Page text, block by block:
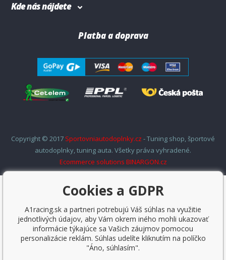
Kde nás nájdete
Platba a doprava
Copyright © 2017 Sportovniautodoplnky.cz - Tuning shop, športové
autodoplnky, tuning auta. Všetky práva vyhradené.
Ecommerce solutions BINARGON.cz
Cookies a GDPR
A1racing.sk a partneri potrebujú Váš súhlas na využitie
jednotlivých údajov, aby Vám okrem iného mohli ukazovať
informácie týkajúce sa Vašich záujmov pomocou
personalizácie reklám. Súhlas udelíte kliknutím na políčko
"Áno, súhlasím".